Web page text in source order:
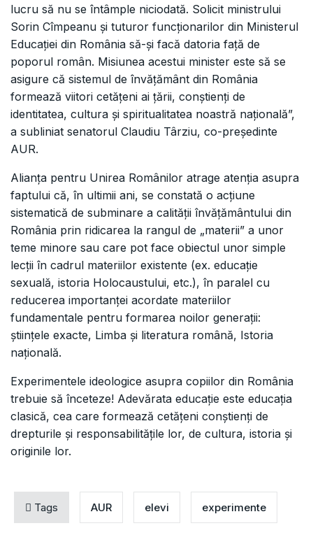
lucru să nu se întâmple niciodată. Solicit ministrului
Sorin Cîmpeanu și tuturor funcționarilor din Ministerul
Educației din România să-și facă datoria față de
poporul român. Misiunea acestui minister este să se
asigure că sistemul de învățământ din România
formează viitori cetățeni ai țării, conștienți de
identitatea, cultura și spiritualitatea noastră națională”,
a subliniat senatorul Claudiu Târziu, co-președinte
AUR.
Alianța pentru Unirea Românilor atrage atenția asupra
faptului că, în ultimii ani, se constată o acțiune
sistematică de subminare a calității învățământului din
România prin ridicarea la rangul de „materii” a unor
teme minore sau care pot face obiectul unor simple
lecții în cadrul materiilor existente (ex. educație
sexuală, istoria Holocaustului, etc.), în paralel cu
reducerea importanței acordate materiilor
fundamentale pentru formarea noilor generații:
științele exacte, Limba și literatura română, Istoria
națională.
Experimentele ideologice asupra copiilor din România
trebuie să înceteze! Adevărata educație este educația
clasică, cea care formează cetățeni conștienți de
drepturile și responsabilitățile lor, de cultura, istoria și
originile lor.
Tags AUR elevi experimente